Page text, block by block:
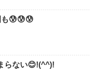
😰😰😰
らない😊!(^^)!